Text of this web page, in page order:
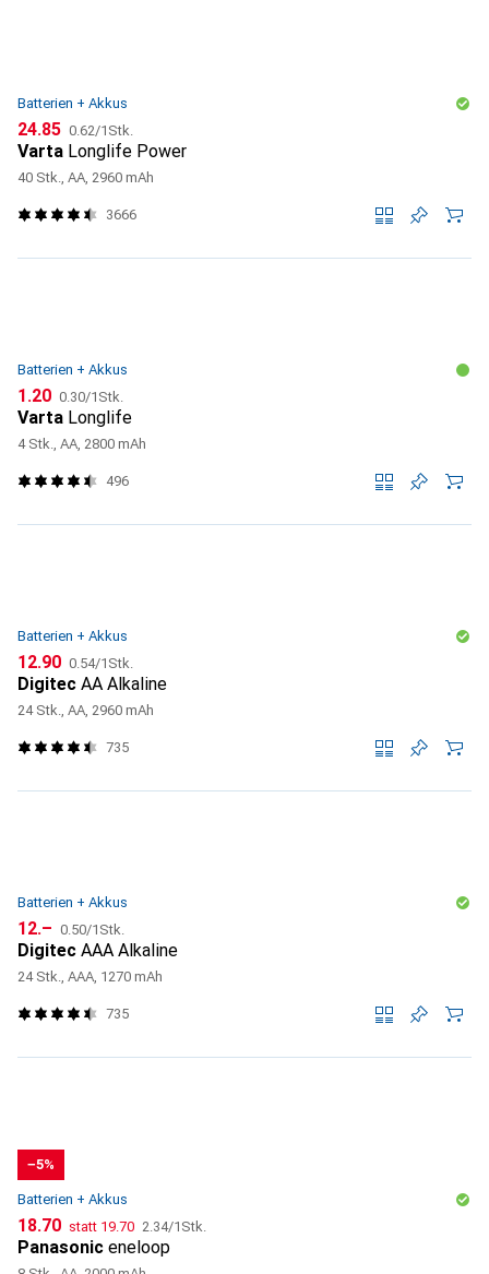
Batterien + Akkus
CHF
24.85 CHF
0.62/1Stk.
Varta Longlife Power
40 Stk., AA, 2960 mAh
3666
Batterien + Akkus
CHF
1.20 CHF
0.30/1Stk.
Varta Longlife
4 Stk., AA, 2800 mAh
496
Batterien + Akkus
CHF
12.90 CHF
0.54/1Stk.
Digitec AA Alkaline
24 Stk., AA, 2960 mAh
735
Batterien + Akkus
CHF
12.– CHF
0.50/1Stk.
Digitec AAA Alkaline
24 Stk., AAA, 1270 mAh
735
−5%
Batterien + Akkus
CHF
18.70 statt CHF
19.70 CHF
2.34/1Stk.
Panasonic eneloop